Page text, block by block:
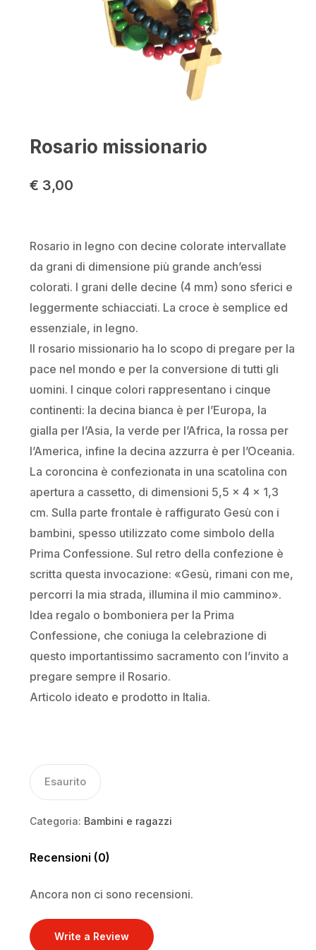
Rosario missionario
€ 3,00
Rosario in legno con decine colorate intervallate
da grani di dimensione più grande anch’essi
colorati. I grani delle decine (4 mm) sono sferici e
leggermente schiacciati. La croce è semplice ed
essenziale, in legno.
Il rosario missionario ha lo scopo di pregare per la
pace nel mondo e per la conversione di tutti gli
uomini. I cinque colori rappresentano i cinque
continenti: la decina bianca è per l’Europa, la
gialla per l’Asia, la verde per l’Africa, la rossa per
l’America, infine la decina azzurra è per l’Oceania.
La coroncina è confezionata in una scatolina con
apertura a cassetto, di dimensioni 5,5 x 4 x 1,3
cm. Sulla parte frontale è raffigurato Gesù con i
bambini, spesso utilizzato come simbolo della
Prima Confessione. Sul retro della confezione è
scritta questa invocazione: «Gesù, rimani con me,
percorri la mia strada, illumina il mio cammino».
Idea regalo o bomboniera per la Prima
Confessione, che coniuga la celebrazione di
questo importantissimo sacramento con l’invito a
pregare sempre il Rosario.
Articolo ideato e prodotto in Italia.
Esaurito
Categoria: Bambini e ragazzi
Recensioni (0)
Ancora non ci sono recensioni.
Write a Review
Email*
prossima volta che commento.